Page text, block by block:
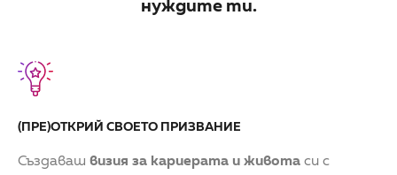
нуждите ти.
(ПРЕ)ОТКРИЙ СВОЕТО ПРИЗВАНИЕ
Създаваш визия за кариерата и живота си с